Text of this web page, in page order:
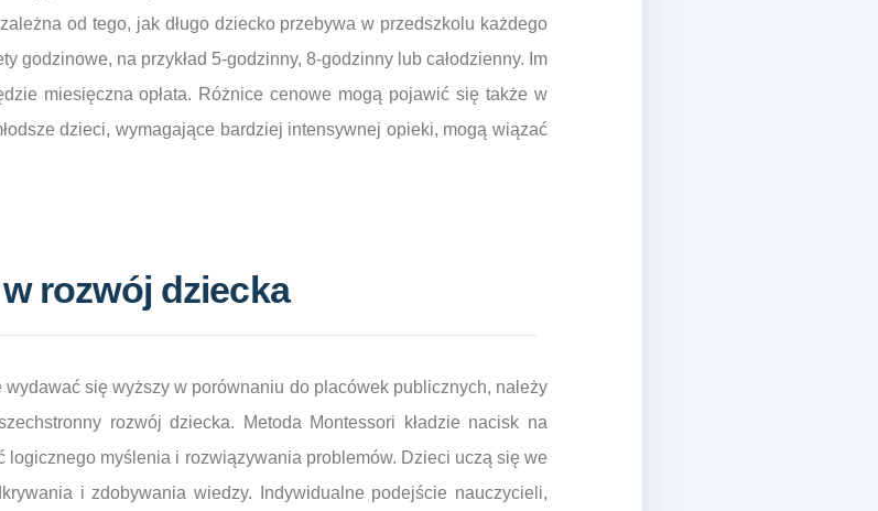
od tego, jak długo dziecko przebywa w przedszkolu każdego
godzinowe, na przykład 5-godzinny, 8-godzinny lub całodzienny. Im
miesięczna opłata. Różnice cenowe mogą pojawić się także w
dzieci, wymagające bardziej intensywnej opieki, mogą wiązać
rozwój dziecka
się wyższy w porównaniu do placówek publicznych, należy
rozwój dziecka. Metoda Montessori kładzie nacisk na
logicznego myślenia i rozwiązywania problemów. Dzieci uczą się we
i zdobywania wiedzy. Indywidualne podejście nauczycieli,